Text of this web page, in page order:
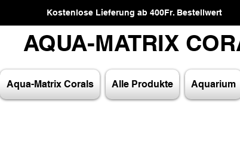
Kostenlose Lieferung ab 400Fr. Bestellwert
AQUA-MATRIX
AQUA-MATRIX
Aqua-Matrix Corals Alle Produkte Aquarium